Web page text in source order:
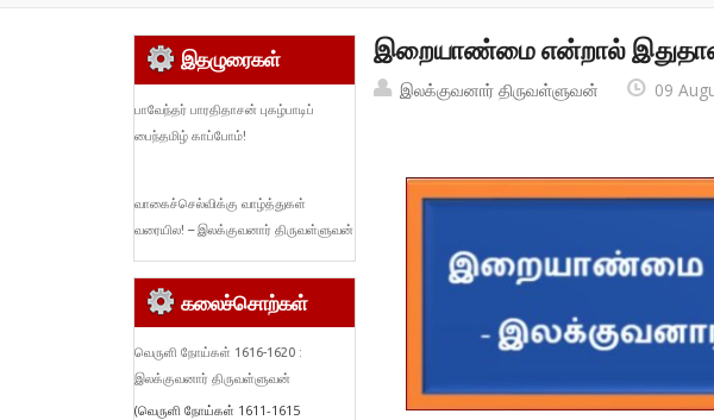
இறையாண்மை என்றால்
இலக்குவனார் திருவள்ளுவன் 09
இதழுரைகள்
பாவேந்தர் பாரதிதாசன் புகழ்பாடிப்
பைந்தமிழ் காப்போம்!
வாகைச்செல்விக்கு வாழ்த்துகள்
வரையில! – இலக்குவனார் திருவள்ளுவன்
கலைச்சொற்கள்
வெருளி நோய்கள் 1616-1620 :
இலக்குவனார் திருவள்ளுவன்
(வெருளி நோய்கள் 1611-1615